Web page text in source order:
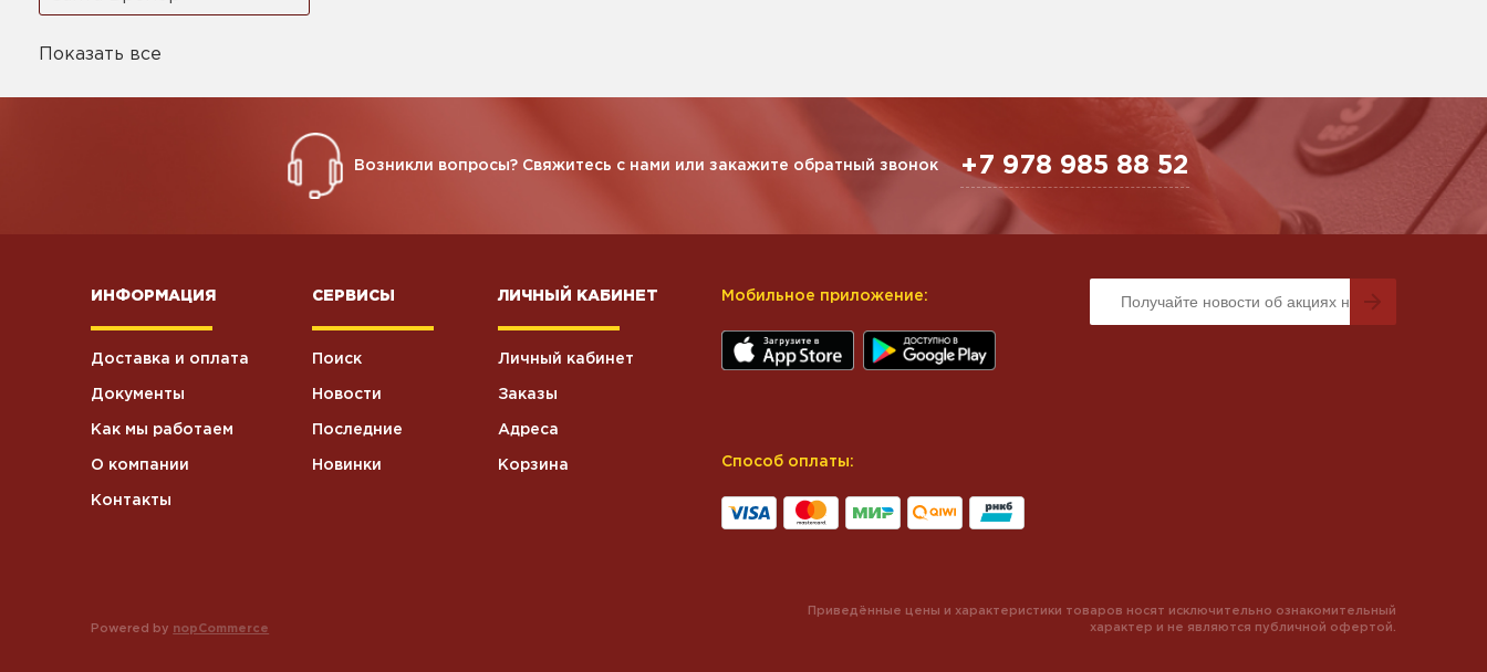
Показать все
Возникли вопросы? Свяжитесь с нами или закажите обратный звонок +7 978 985 88 52
ИНФОРМАЦИЯ
Доставка и оплата
Документы
Как мы работаем
О компании
Контакты
СЕРВИСЫ
Поиск
Новости
Последние
Новинки
ЛИЧНЫЙ КАБИНЕТ
Личный кабинет
Заказы
Адреса
Корзина
Мобильное приложение:
Способ оплаты:
Powered by nopCommerce
Приведённые цены и характеристики товаров носят исключительно ознакомительный
характер и не являются публичной офертой.